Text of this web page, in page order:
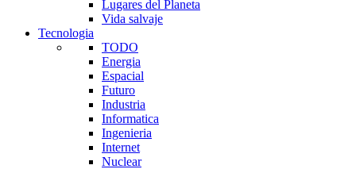
Lugares del Planeta
Vida salvaje
Tecnologia
TODO
Energia
Espacial
Futuro
Industria
Informatica
Ingenieria
Internet
Nuclear